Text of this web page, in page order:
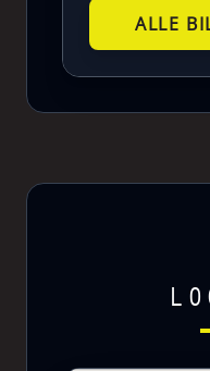
ALLE